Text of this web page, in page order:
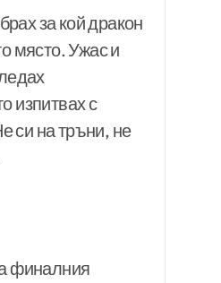
за кой дракон
място. Ужас и
изпитвах с
си на тръни, не
финалния